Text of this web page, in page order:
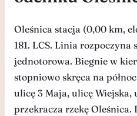
Oleśnica stacja (0,00 km,
181. LCS. Linia
jednotorowa. Biegnie w
stopniowo skręca na
ulicę 3 Maja, ulicę
przekracza rzekę